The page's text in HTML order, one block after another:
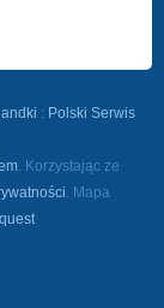
: Polski Serwis
. Korzystając ze
. Mapa